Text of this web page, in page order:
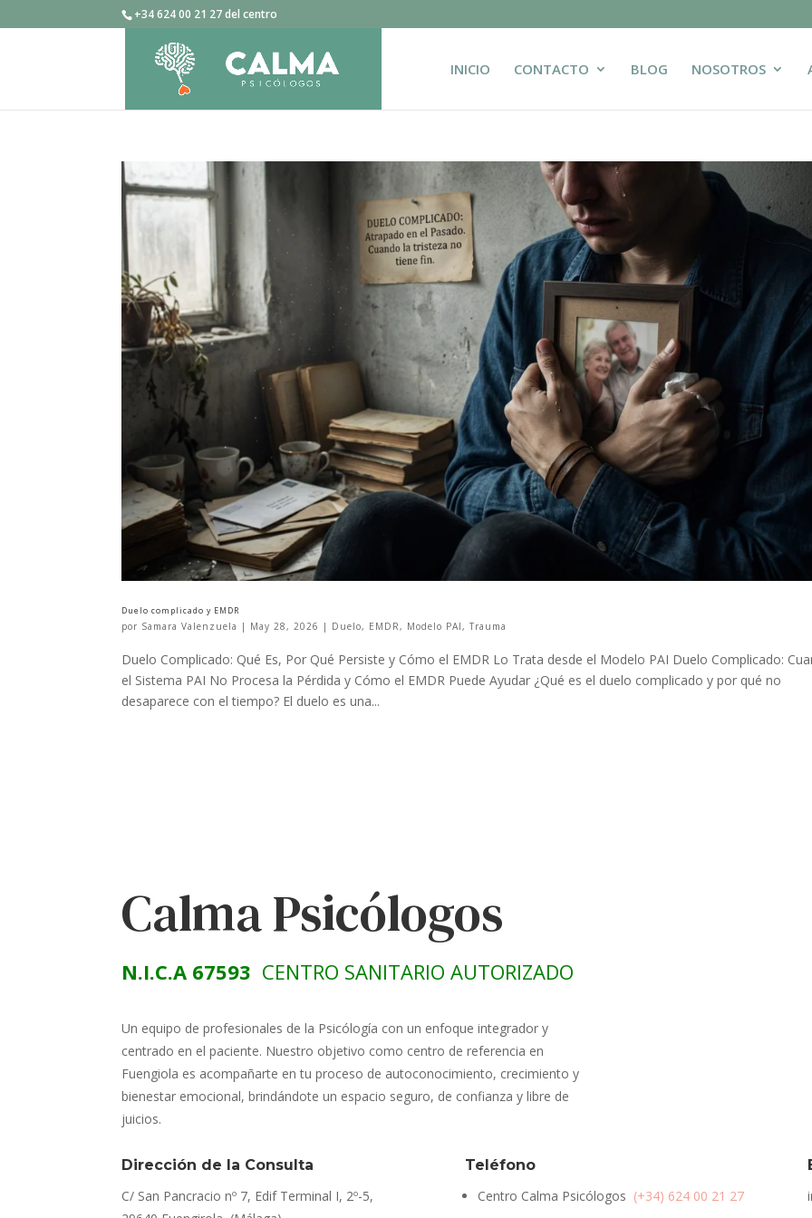
+34 624 00 21 27 del centro
INICIO CONTACTO BLOG NOSOTROS
Duelo complicado y EMDR
por Samara Valenzuela | May 28, 2026 | Duelo, EMDR, Modelo PAI,Trauma
Duelo Complicado: Qué Es, Por Qué Persiste y Cómo el EMDR Lo Trata desde el Modelo PAI Duelo Complicado:
el Sistema PAI No Procesa la Pérdida y Cómo el EMDR Puede Ayudar ¿Qué es el duelo complicado y por qué no
desaparece con el tiempo? El duelo es una...
Calma Psicólogos
N.I.C.A 67593 CENTRO SANITARIO AUTORIZADO
Un equipo de profesionales de la Psicólogía con un enfoque integrador y
centrado en el paciente. Nuestro objetivo como centro de referencia en
Fuengiola es acompañarte en tu proceso de autoconocimiento, crecimiento y
bienestar emocional, brindándote un espacio seguro, de confianza y libre de
juicios.
Dirección de la Consulta
C/ San Pancracio nº 7, Edif Terminal I, 2º-5,
Teléfono
Centro Calma Psicólogos (+34) 624 00 21 27